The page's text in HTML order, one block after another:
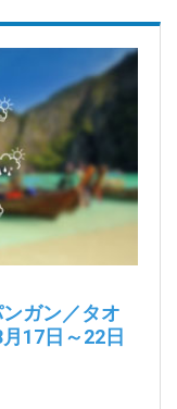
ガン／タオ
17日～22日